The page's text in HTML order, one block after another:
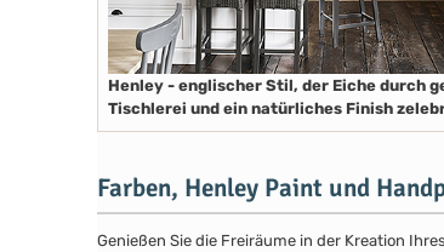
Henley - englischer Stil, der Eiche durch
Tischlerei und ein natürliches Finish
Farben, Henley Paint und
Genießen Sie die Freiräume in der Kreation